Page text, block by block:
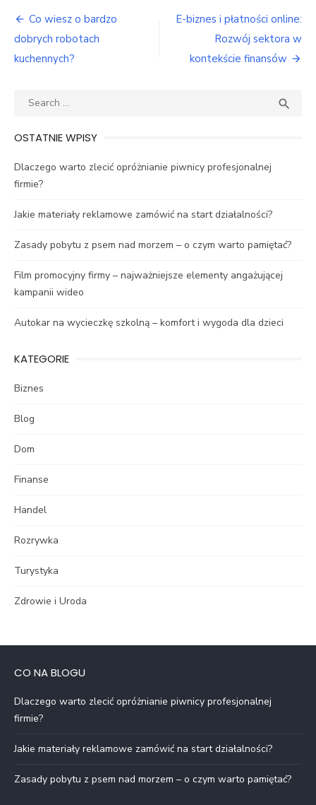
Nawigacja
wpisu
Co wiesz o bardzo
dobrych robotach
kuchennych?
E-biznes i płatności online:
Rozwój sektora w
kontekście finansów
Search

OSTATNIE WPISY
Dlaczego warto zlecić opróżnianie piwnicy profesjonalnej
firmie?
Jakie materiały reklamowe zamówić na start działalności?
Zasady pobytu z psem nad morzem – o czym warto pamiętać?
Film promocyjny firmy – najważniejsze elementy angażującej
kampanii wideo
Autokar na wycieczkę szkolną – komfort i wygoda dla dzieci
KATEGORIE
Biznes
Blog
Dom
Finanse
Handel
Rozrywka
Turystyka
Zdrowie i Uroda
CO NA BLOGU
Dlaczego warto zlecić opróżnianie piwnicy profesjonalnej
firmie?
Jakie materiały reklamowe zamówić na start działalności?
Zasady pobytu z psem nad morzem – o czym warto pamiętać?